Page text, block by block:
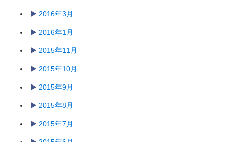
2016年3月
2016年1月
2015年11月
2015年10月
2015年9月
2015年8月
2015年7月